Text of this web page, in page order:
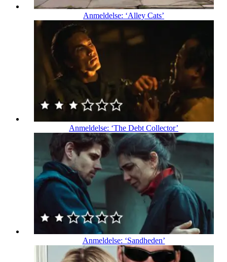
Anmeldelse: ‘Alley Cats’
Anmeldelse: ‘The Debt Collector’
Anmeldelse: ‘Sandheden’